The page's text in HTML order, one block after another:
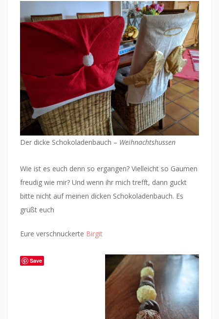
Der dicke Schokoladenbauch – Weihnachtshussen
Wie ist es euch denn so ergangen? Vielleicht so Gaumen
freudig wie mir? Und wenn ihr mich trefft, dann guckt
bitte nicht auf meinen dicken Schokoladenbauch. Es
grüßt euch
Eure verschnuckerte Birgit
Save